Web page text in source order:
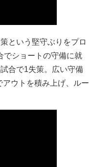
という堅守ぶりをプロ
でショートの守備に就
合で1失策。広い守備
ウトを積み上げ、ルー